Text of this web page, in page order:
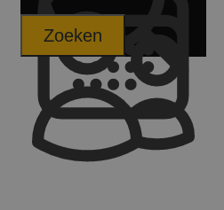
Zoeken